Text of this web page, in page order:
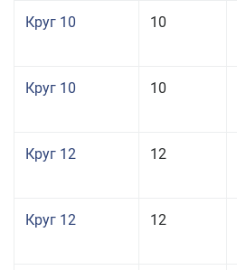
Круг 10 10
Круг 10 10
Круг 12 12
Круг 12 12